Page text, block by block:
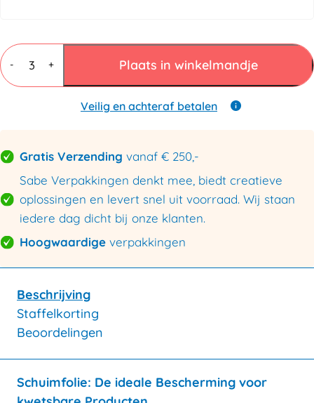
-
Schuimfolie
Rol
50cmx500mtr
1mm
+ Plaats in winkelmandje
Veilig en achteraf betalen
Gratis Verzending vanaf € 250,-
Sabe Verpakkingen denkt mee, biedt creatieve
oplossingen en levert snel uit voorraad. Wij staan
iedere dag dicht bij onze klanten.
Hoogwaardige verpakkingen
Beschrijving
Staffelkorting
Beoordelingen
Schuimfolie: De ideale Bescherming voor